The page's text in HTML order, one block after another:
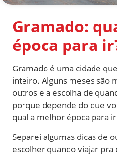
Gramado:
época para
Gramado é uma cidade
inteiro. Alguns meses são
outros e a escolha de
porque depende do que
qual a melhor época para
Separei algumas dicas de
escolher quando viajar pra